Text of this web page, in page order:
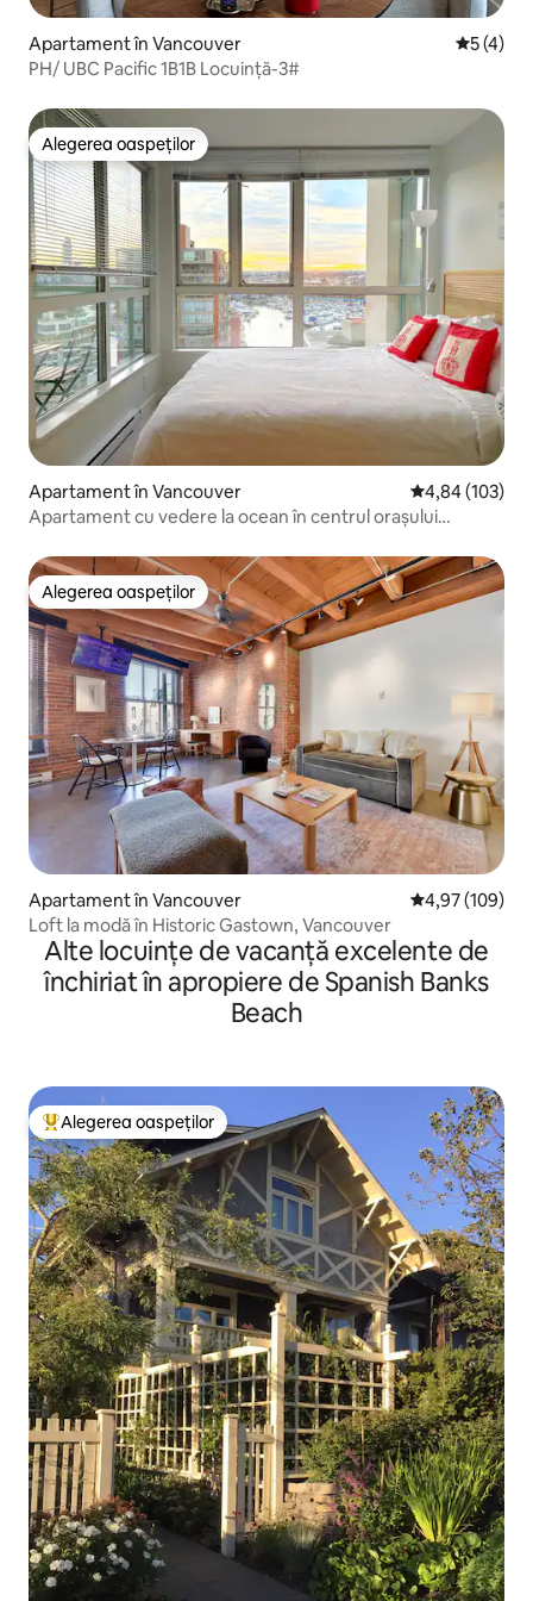
Apartament în Vancouver Scor
5 (4)
PH/ UBC Pacific 1B1B Locuință-3#
Alegerea oaspeților
Alegerea oaspeților
Apartament în Vancouver Scor mediu de
4,84 (103)
Apartament cu vedere la ocean în centrul orașului
Alegerea oaspeților
Alegerea oaspeților
Apartament în Vancouver Scor mediu de
4,97 (109)
Loft la modă în Historic Gastown, Vancouver
Alte locuințe de vacanță excelente de
închiriat în apropiere de Spanish Banks
Beach
Locuință din topul categoriei Alegerea oaspeților
Alegerea oaspeților